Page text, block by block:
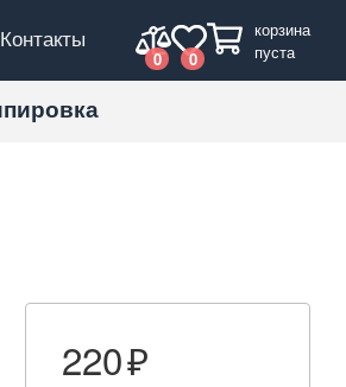
Контакты
0 0
корзина
пуста
220